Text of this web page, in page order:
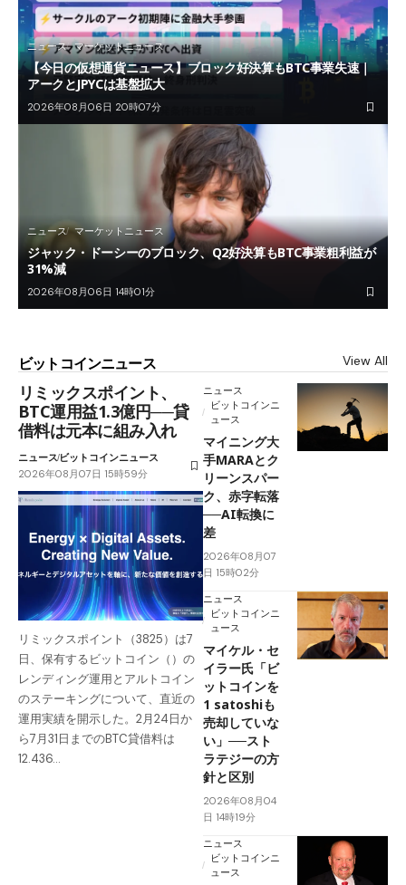
ニュース マーケットニュース
【今日の仮想通貨ニュース】ブロック好決算もBTC事業失速｜
アークとJPYCは基盤拡大
2026年08月06日 20時07分
ニュース マーケットニュース
ジャック・ドーシーのブロック、Q2好決算もBTC事業粗利益が
31%減
2026年08月06日 14時01分
ビットコインニュース View All
リミックスポイント、
BTC運用益1.3億円──貸
借料は元本に組み入れ
ニュースビットコインニュース
2026年08月07日 15時59分
リミックスポイント（3825）は7
日、保有するビットコイン（）の
レンディング運用とアルトコイン
のステーキングについて、直近の
運用実績を開示した。2月24日か
ら7月31日までのBTC貸借料は
12.436…
ニュース
ビットコインニ
ュース
マイニング大
手MARAとク
リーンスパー
ク、赤字転落
──AI転換に
差
2026年08月07
日 15時02分
ニュース
ビットコインニ
ュース
マイケル・セ
イラー氏「ビ
ットコインを
1 satoshiも
売却していな
い」──スト
ラテジーの方
針と区別
2026年08月04
日 14時19分
ニュース
ビットコインニ
ュース